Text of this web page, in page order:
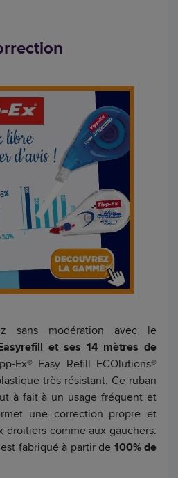
sans modération avec le
et ses 14 mètres de
Ex® Easy Refill ECOlutions®
très résistant. Ce ruban
à fait à un usage fréquent et
une correction propre et
droitiers comme aux gauchers.
fabriqué à partir de 100% de